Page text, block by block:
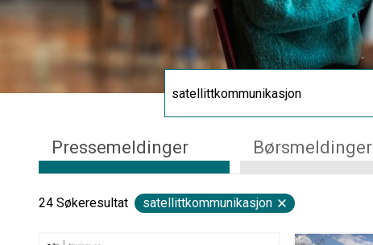
Pressemeldinger Børsmeldinger
24 Søkeresultat satellittkommunikasjon